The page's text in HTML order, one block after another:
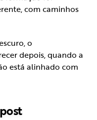
com caminhos
o
depois, quando a
está alinhado com